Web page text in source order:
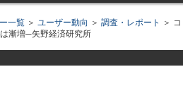
一覧 ＞ ユーザー動向 ＞ 調査・レポート
＞
漸増─矢野経済研究所